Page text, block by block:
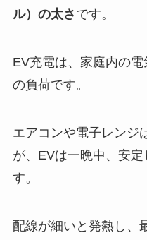
ル）の太さ です。
EV充電は、家庭内の
の負荷です。
エアコンや電子レンジ
が、EVは一晩中、安
す。
配線が細いと発熱し、